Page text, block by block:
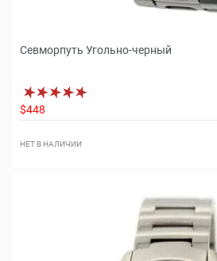
Севморпуть Угольно-черный
$448
НЕТ В НАЛИЧИИ